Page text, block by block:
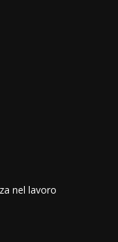
nel lavoro